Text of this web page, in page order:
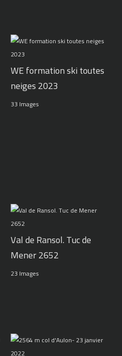
WE formation ski toutes
neiges 2023
33 Images
Val de Ransol. Tuc de
Mener 2652
23 Images